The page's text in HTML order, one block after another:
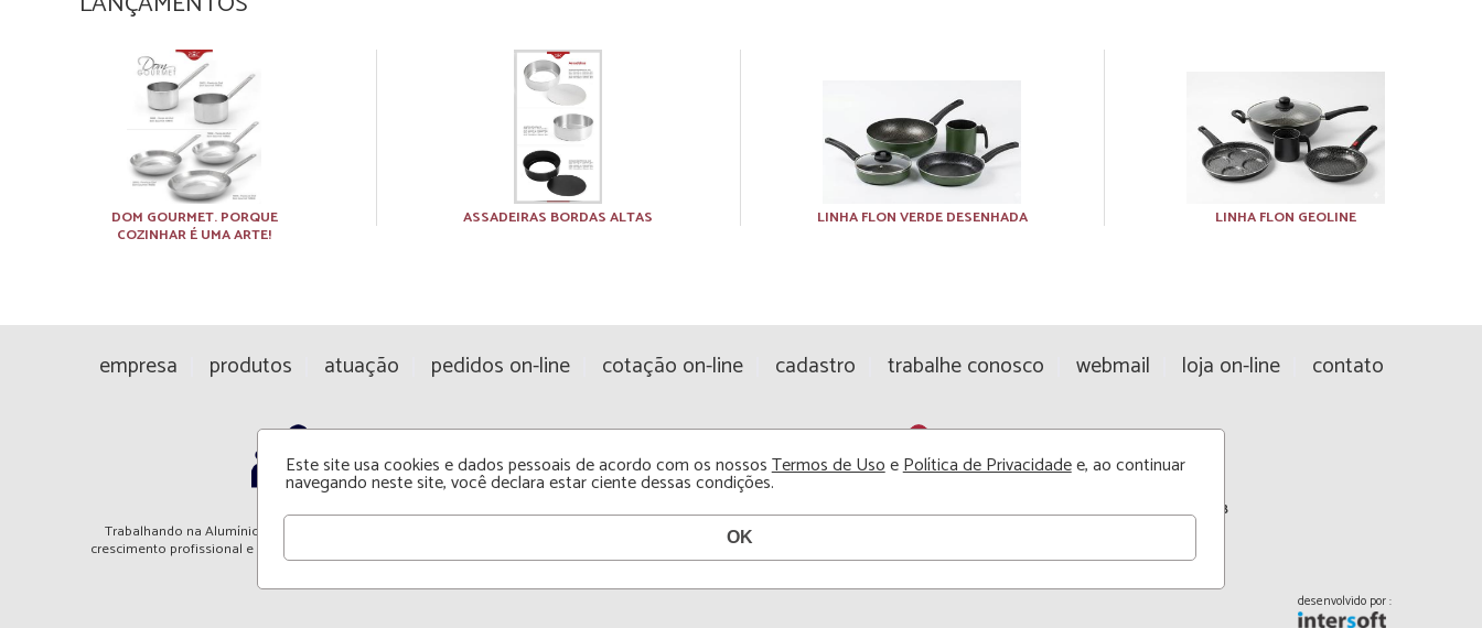
DOM GOURMET. PORQUE
COZINHAR É UMA ARTE!
ASSADEIRAS BORDAS ALTAS LINHA FLON VERDE DESENHADA LINHA FLON GEOLINE
Este site usa cookies e dados pessoais de acordo com os nossosTermos de UsoePolítica de Privacidadee, ao continuar
navegando neste site, você declara estar ciente dessas condições.
empresa produtos atuação pedidos on-line cotação on-line cadastro trabalhe conosco webmail loja on-line contato
Trabalhando na Alumínios Cambé você tem a oportunidade de
crescimento profissional e pessoal. Venha fazer parte dessa equipe.
ALUMÍNIOS CAMBÉ INDUSTRIAL LTDA - CNPJ: 75.757.195/0001-18
E-mail: sac@aluminioscambe.com.br
desenvolvido por :